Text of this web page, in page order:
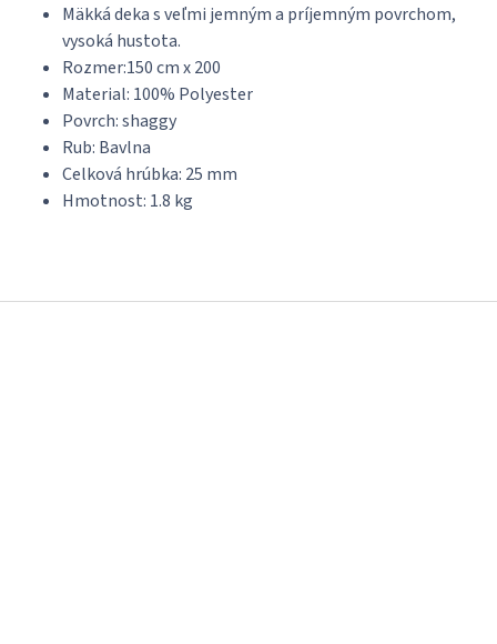
Mäkká deka s veľmi jemným a príjemným povrchom,
vysoká hustota.
Rozmer:150 cm x 200
Material: 100% Polyester
Povrch: shaggy
Rub: Bavlna
Celková hrúbka: 25 mm
Hmotnost: 1.8 kg